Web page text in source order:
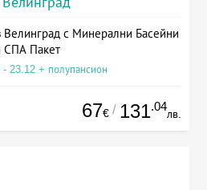
Велинград с Минерални Басейни
СПА Пакет
- 23.12 + полупансион
67€ / 131.04
лв.